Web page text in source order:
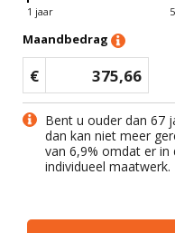
1 jaar
Maandbedrag
€ 375,66
Bent u ouder dan 67
dan kan niet meer
van 6,9% omdat er in
individueel